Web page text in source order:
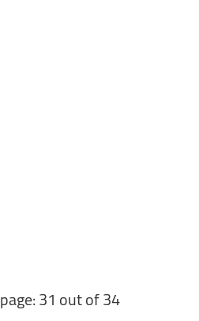
page: 31 out of 34